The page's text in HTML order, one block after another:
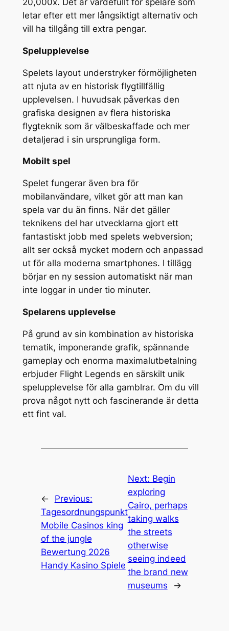
20,000x. Det är värdefullt för spelare som
letar efter ett mer långsiktigt alternativ och
vill ha tillgång till extra pengar.
Spelupplevelse
Spelets layout understryker förmöjligheten
att njuta av en historisk flygtillfällig
upplevelsen. I huvudsak påverkas den
grafiska designen av flera historiska
flygteknik som är välbeskaffade och mer
detaljerad i sin ursprungliga form.
Mobilt spel
Spelet fungerar även bra för
mobilanvändare, vilket gör att man kan
spela var du än finns. När det gäller
teknikens del har utvecklarna gjort ett
fantastiskt jobb med spelets webversion;
allt ser också mycket modern och anpassad
ut för alla moderna smartphones. I tillägg
börjar en ny session automatiskt när man
inte loggar in under tio minuter.
Spelarens upplevelse
På grund av sin kombination av historiska
tematik, imponerande grafik, spännande
gameplay och enorma maximalutbetalning
erbjuder Flight Legends en särskilt unik
spelupplevelse för alla gamblrar. Om du vill
prova något nytt och fascinerande är detta
ett fint val.
←
Previous:
Tagesordnungspunkt
Mobile Casinos king
of the jungle
Bewertung 2026
Handy Kasino Spiele
Next: Begin
exploring
Cairo, perhaps
taking walks
the streets
otherwise
seeing indeed
the brand new
museums
→